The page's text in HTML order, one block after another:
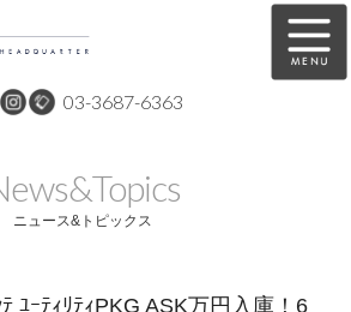
03-3687-6363
ニュース&トピックス
ﾕｰﾃｨﾘﾃｨPKG ASK万円入庫！6